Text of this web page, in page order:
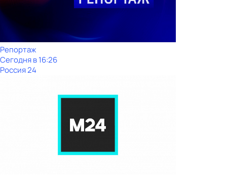
Репортаж
Сегодня в 16:26
Россия 24